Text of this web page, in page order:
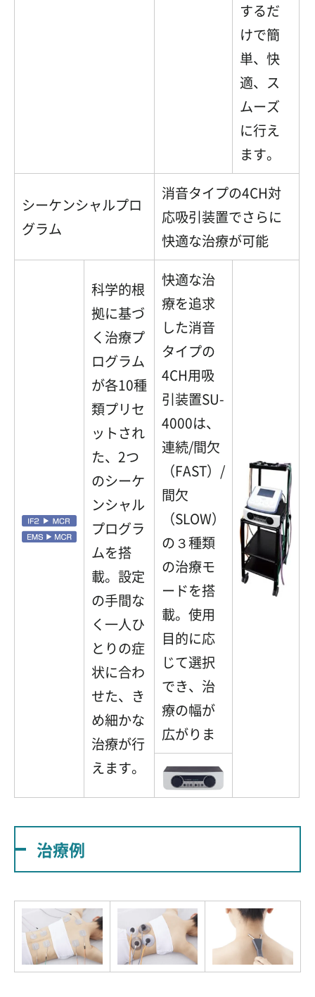
するだ
けで簡
単、快
適、ス
ムーズ
に行え
ます。
シーケンシャルプロ
グラム
消音タイプの4CH対
応吸引装置でさらに
快適な治療が可能
科学的根
拠に基づ
く治療プ
ログラム
が各10種
類プリセ
ットされ
た、2つ
のシーケ
ンシャル
プログラ
ムを搭
載。設定
の手間な
く一人ひ
とりの症
状に合わ
せた、き
め細かな
治療が行
えます。
快適な治
療を追求
した消音
タイプの
4CH用吸
引装置SU-
4000は、
連続/間欠
（FAST）/
間欠
（SLOW）
の３種類
の治療モ
ードを搭
載。使用
目的に応
じて選択
でき、治
療の幅が
広がりま
治療例